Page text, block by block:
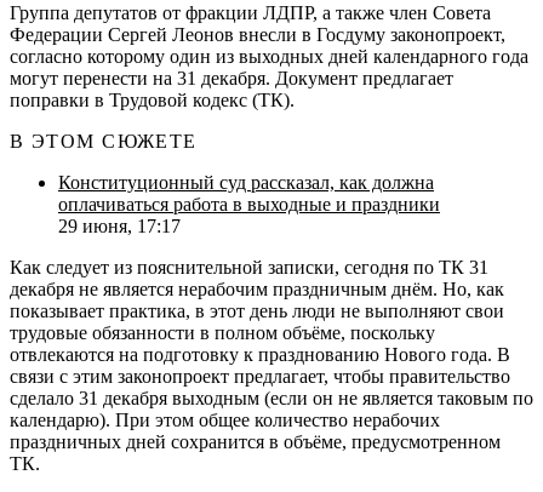
Группа депутатов от фракции ЛДПР, а также член Совета
Федерации Сергей Леонов внесли в Госдуму законопроект,
согласно которому один из выходных дней календарного года
могут перенести на 31 декабря. Документ предлагает
поправки в Трудовой кодекс (ТК).
В ЭТОМ СЮЖЕТЕ
Конституционный суд рассказал, как должна
оплачиваться работа в выходные и праздники
29 июня, 17:17
Как следует из пояснительной записки, сегодня по ТК 31
декабря не является нерабочим праздничным днём. Но, как
показывает практика, в этот день люди не выполняют свои
трудовые обязанности в полном объёме, поскольку
отвлекаются на подготовку к празднованию Нового года. В
связи с этим законопроект предлагает, чтобы правительство
сделало 31 декабря выходным (если он не является таковым по
календарю). При этом общее количество нерабочих
праздничных дней сохранится в объёме, предусмотренном
ТК.